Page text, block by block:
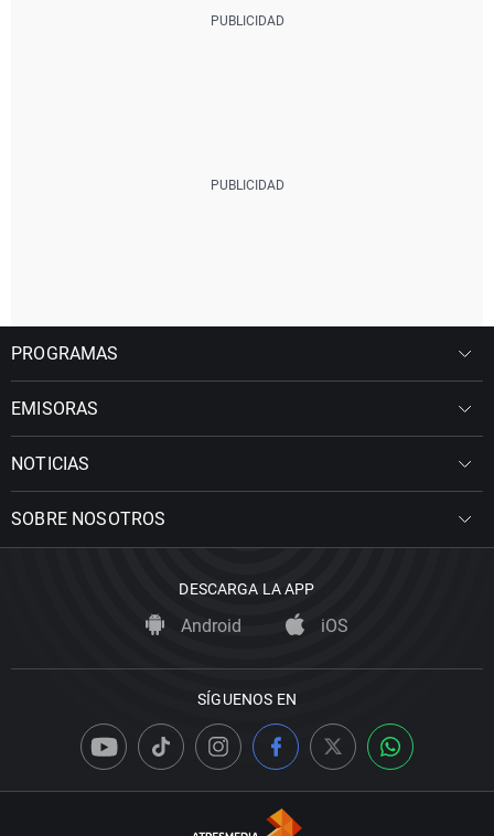
PROGRAMAS
EMISORAS
NOTICIAS
SOBRE NOSOTROS
DESCARGA LA APP
Android iOS
SÍGUENOS EN